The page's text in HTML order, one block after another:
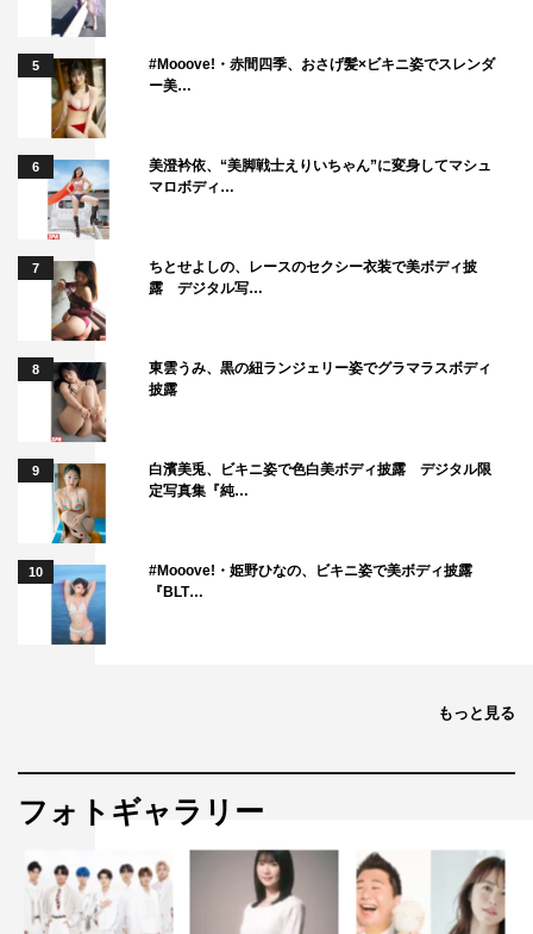
5
#Mooove!・赤間四季、おさげ髪×ビキニ姿でスレンダ
ー美…
6
美澄衿依、“美脚戦士えりいちゃん”に変身してマシュ
マロボディ…
7
ちとせよしの、レースのセクシー衣装で美ボディ披
露 デジタル写…
8
東雲うみ、黒の紐ランジェリー姿でグラマラスボディ
披露
9
白濱美兎、ビキニ姿で色白美ボディ披露 デジタル限
定写真集『純…
10
#Mooove!・姫野ひなの、ビキニ姿で美ボディ披露
『BLT…
もっと見る
フォトギャラリー